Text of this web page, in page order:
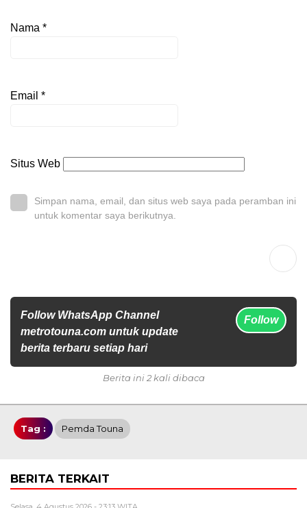
Nama *
Email *
Situs Web
Simpan nama, email, dan situs web saya pada peramban ini
untuk komentar saya berikutnya.
Follow WhatsApp Channel
metrotouna.com untuk update
berita terbaru setiap hari
Follow
Berita ini 2 kali dibaca
Tag : Pemda Touna
BERITA TERKAIT